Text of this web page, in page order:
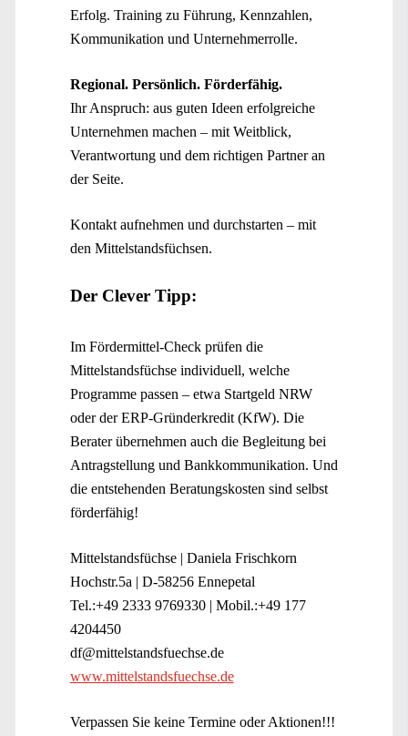
Erfolg. Training zu Führung, Kennzahlen,
Kommunikation und Unternehmerrolle.
Regional. Persönlich. Förderfähig.
Ihr Anspruch: aus guten Ideen erfolgreiche
Unternehmen machen – mit Weitblick,
Verantwortung und dem richtigen Partner an
der Seite.
Kontakt aufnehmen und durchstarten – mit
den Mittelstandsfüchsen.
Der Clever Tipp:
Im Fördermittel-Check prüfen die
Mittelstandsfüchse individuell, welche
Programme passen – etwa Startgeld NRW
oder der ERP-Gründerkredit (KfW). Die
Berater übernehmen auch die Begleitung bei
Antragstellung und Bankkommunikation. Und
die entstehenden Beratungskosten sind selbst
förderfähig!
Mittelstandsfüchse | Daniela Frischkorn
Hochstr.5a | D-58256 Ennepetal
Tel.:+49 2333 9769330 | Mobil.:+49 177
4204450
df@mittelstandsfuechse.de
www.mittelstandsfuechse.de
Verpassen Sie keine Termine oder Aktionen!!!